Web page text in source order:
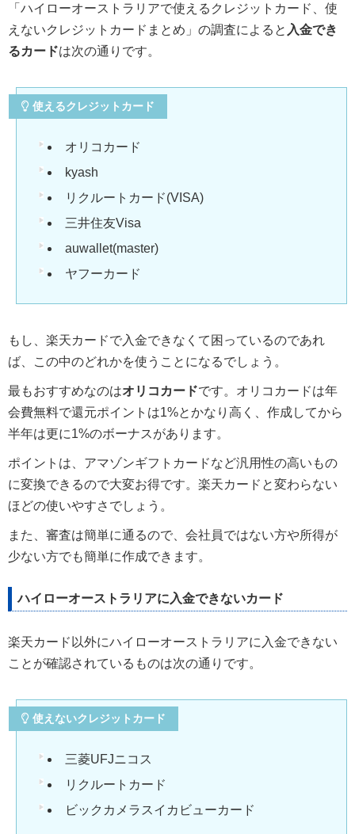
「ハイローオーストラリアで使えるクレジットカード、使
えないクレジットカードまとめ」の調査によると 入金でき
るカードは次の通りです。
使えるクレジットカード
オリコカード
kyash
リクルートカード(VISA)
三井住友Visa
auwallet(master)
ヤフーカード
もし、楽天カードで入金できなくて困っているのであれ
ば、この中のどれかを使うことになるでしょう。
最もおすすめなのはオリコカードです。オリコカードは年
会費無料で還元ポイントは1%とかなり高く、作成してから
半年は更に1%のボーナスがあります。
ポイントは、アマゾンギフトカードなど汎用性の高いもの
に変換できるので大変お得です。楽天カードと変わらない
ほどの使いやすさでしょう。
また、審査は簡単に通るので、会社員ではない方や所得が
少ない方でも簡単に作成できます。
ハイローオーストラリアに入金できないカード
楽天カード以外にハイローオーストラリアに入金できない
ことが確認されているものは次の通りです。
使えないクレジットカード
三菱UFJニコス
リクルートカード
ビックカメラスイカビューカード